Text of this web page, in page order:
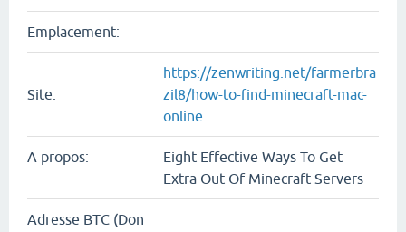
Emplacement:
Site:
https://zenwriting.net/farmerbra
zil8/how-to-find-minecraft-mac-
online
A propos:
Eight Effective Ways To Get
Extra Out Of Minecraft Servers
Adresse BTC (Don